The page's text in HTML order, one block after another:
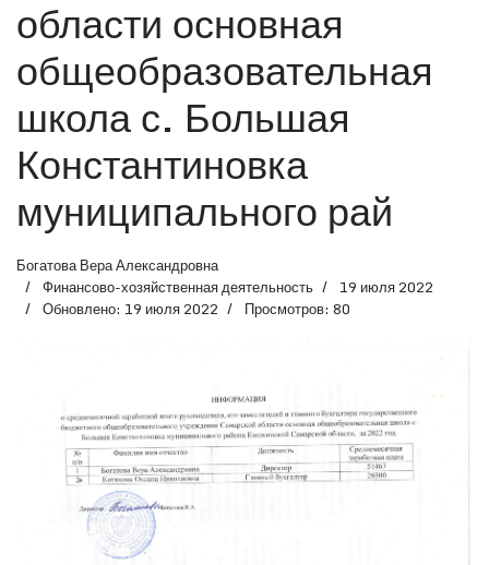
области основная
общеобразовательная
школа с. Большая
Константиновка
муниципального рай
Богатова Вера Александровна
Финансово-хозяйственная деятельность
19 июля 2022
Обновлено: 19 июля 2022
Просмотров: 80